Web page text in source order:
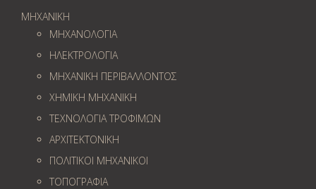
ΜΗΧΑΝΙΚΗ
ΜΗΧΑΝΟΛΟΓΙΑ
ΗΛΕΚΤΡΟΛΟΓΙΑ
ΜΗΧΑΝΙΚΗ ΠΕΡΙΒΑΛΛΟΝΤΟΣ
ΧΗΜΙΚΗ ΜΗΧΑΝΙΚΗ
ΤΕΧΝΟΛΟΓΙΑ ΤΡΟΦΙΜΩΝ
ΑΡΧΙΤΕΚΤΟΝΙΚΗ
ΠΟΛΙΤΙΚΟΙ ΜΗΧΑΝΙΚΟΙ
ΤΟΠΟΓΡΑΦΙΑ